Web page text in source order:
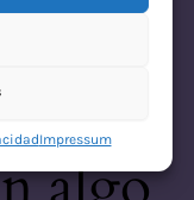
Impressum